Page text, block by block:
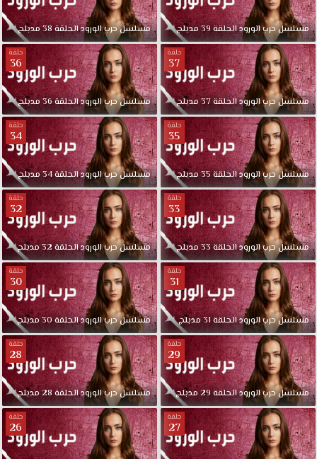
مسلسلحربالورودالحلقة39مدبلج مسلسلحربالورودالحلقة38مدبلج
حلقة
37
مسلسلحربالورودالحلقة37مدبلج
حلقة
36
مسلسلحربالورودالحلقة36مدبلج
حلقة
35
مسلسلحربالورودالحلقة35مدبلج
حلقة
34
مسلسلحربالورودالحلقة34مدبلج
حلقة
33
مسلسلحربالورودالحلقة33مدبلج
حلقة
32
مسلسلحربالورودالحلقة32مدبلج
حلقة
31
مسلسلحربالورودالحلقة31مدبلج
حلقة
30
مسلسلحربالورودالحلقة30مدبلج
حلقة
29
مسلسلحربالورودالحلقة29مدبلج
حلقة
28
مسلسلحربالورودالحلقة28مدبلج
حلقة
27
حلقة
26